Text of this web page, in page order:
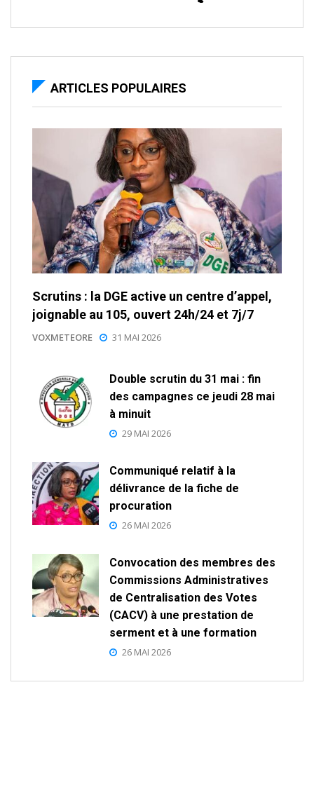
ARTICLES POPULAIRES
Scrutins : la DGE active un centre d’appel,
joignable au 105, ouvert 24h/24 et 7j/7
VOXMETEORE 31 MAI 2026
Double scrutin du 31 mai : fin
des campagnes ce jeudi 28 mai
à minuit
29 MAI 2026
Communiqué relatif à la
délivrance de la fiche de
procuration
26 MAI 2026
Convocation des membres des
Commissions Administratives
de Centralisation des Votes
(CACV) à une prestation de
serment et à une formation
26 MAI 2026